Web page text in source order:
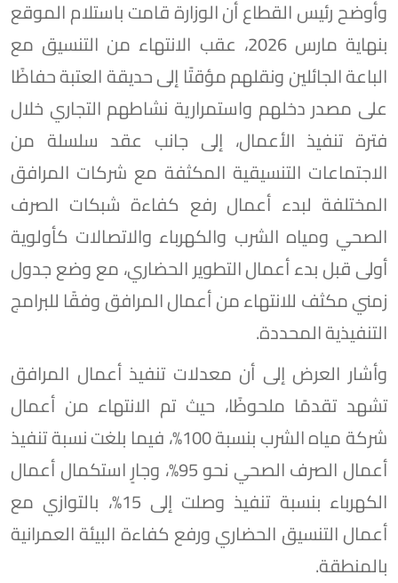
وأوضح رئيس القطاع أن الوزارة قامت باستلام الموقع
بنهاية مارس 2026، عقب الانتهاء من التنسيق مع
الباعة الجائلين ونقلهم مؤقتًا إلى حديقة العتبة حفاظًا
على مصدر دخلهم واستمرارية نشاطهم التجاري خلال
فترة تنفيذ الأعمال، إلى جانب عقد سلسلة من
الاجتماعات التنسيقية المكثفة مع شركات المرافق
المختلفة لبدء أعمال رفع كفاءة شبكات الصرف
الصحي ومياه الشرب والكهرباء والاتصالات كأولوية
أولى قبل بدء أعمال التطوير الحضاري، مع وضع جدول
زمني مكثف للانتهاء من أعمال المرافق وفقًا للبرامج
التنفيذية المحددة.
وأشار العرض إلى أن معدلات تنفيذ أعمال المرافق
تشهد تقدمًا ملحوظًا، حيث تم الانتهاء من أعمال
شركة مياه الشرب بنسبة 100%، فيما بلغت نسبة تنفيذ
أعمال الصرف الصحي نحو 95%، وجارٍ استكمال أعمال
الكهرباء بنسبة تنفيذ وصلت إلى 15%، بالتوازي مع
أعمال التنسيق الحضاري ورفع كفاءة البيئة العمرانية
بالمنطقة.